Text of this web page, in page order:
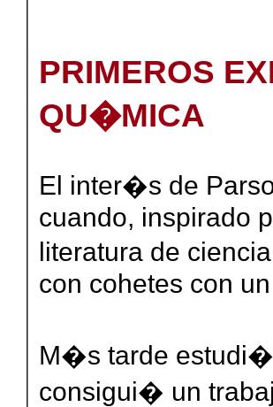
PRIMEROS
QU�MICA
El inter�s de
cuando, inspirado
literatura de
con cohetes con
M�s tarde
consigui� un